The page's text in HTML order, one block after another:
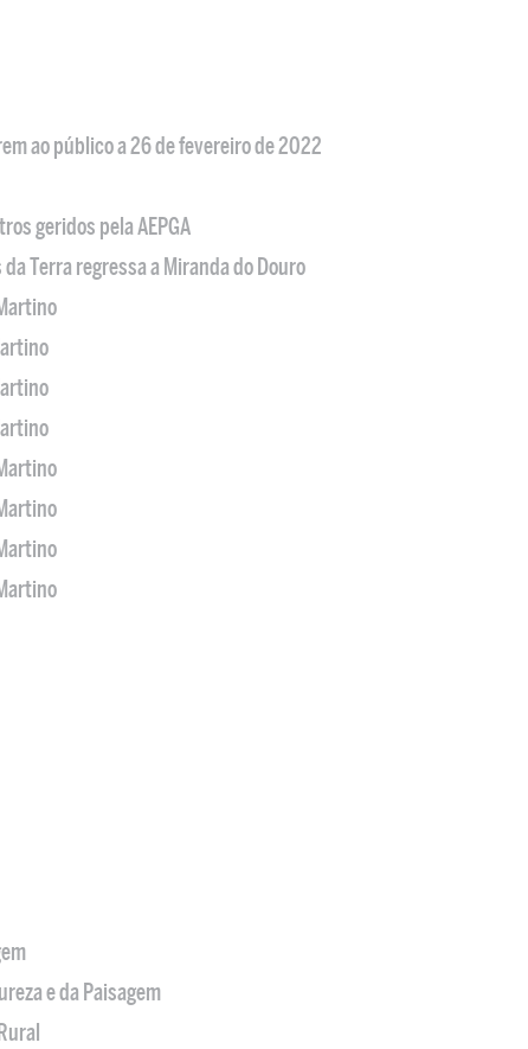
ao público a 26 de fevereiro de 2022
geridos pela AEPGA
Terra regressa a Miranda do Douro
e da Paisagem